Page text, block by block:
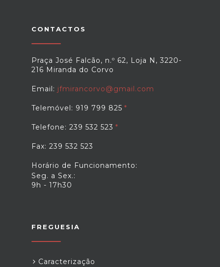
CONTACTOS
Praça José Falcão, n.º 62, Loja N, 3220-
216 Miranda do Corvo
Email: jfmirancorvo@gmail.com
Telemóvel: 919 799 825
Telefone: 239 532 523
Fax: 239 532 523
Horário de Funcionamento:
Seg. a Sex.:
9h - 17h30
FREGUESIA
Caracterização